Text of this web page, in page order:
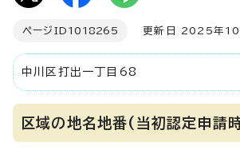
ページID 1018265 更新日 2025年10
中川区打出一丁目68
区域の地名地番(当初認定申請